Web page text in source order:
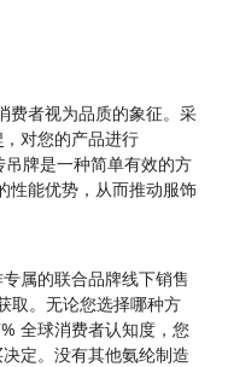
费者视为品质的象征。采
，对您的产品进行
牌是一种简单有效的方
性能优势，从而推动服饰
专属的联合品牌线下销售
取。无论您选择哪种方
全球消费者认知度，您
定。没有其他氨纶制造